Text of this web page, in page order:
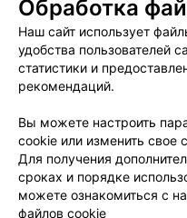
Пользовательское
Написать
Обработка
Обработка
Наш сайт использует
удобства пользователей
статистики и
рекомендаций.
Вы можете настроить
cookie или изменить свое
Для получения
сроках и порядке
можете ознакомиться с
файлов cookie